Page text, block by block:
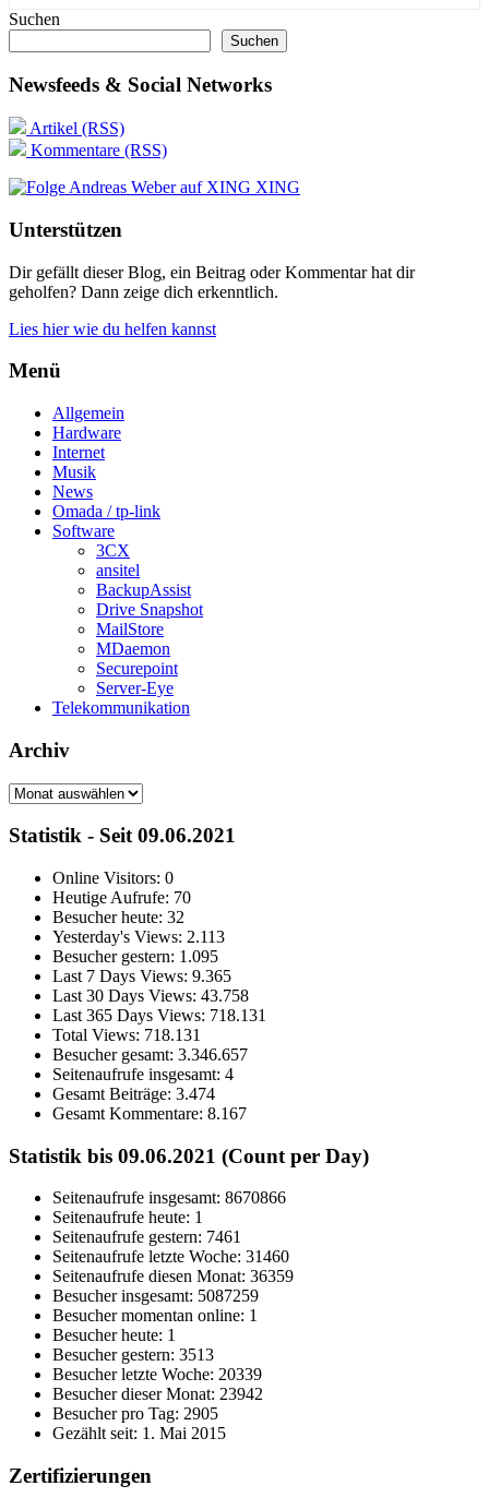
Suchen
Suchen
Newsfeeds & Social Networks
Artikel (RSS)
Kommentare (RSS)
XING
Unterstützen
Dir gefällt dieser Blog, ein Beitrag oder Kommentar hat dir
geholfen? Dann zeige dich erkenntlich.
Lies hier wie du helfen kannst
Menü
Allgemein
Hardware
Internet
Musik
News
Omada / tp-link
Software
3CX
ansitel
BackupAssist
Drive Snapshot
MailStore
MDaemon
Securepoint
Server-Eye
Telekommunikation
Archiv
Archiv
Statistik - Seit 09.06.2021
Online Visitors: 0
Heutige Aufrufe: 70
Besucher heute: 32
Yesterday's Views: 2.113
Besucher gestern: 1.095
Last 7 Days Views: 9.365
Last 30 Days Views: 43.758
Last 365 Days Views: 718.131
Total Views: 718.131
Besucher gesamt: 3.346.657
Seitenaufrufe insgesamt: 4
Gesamt Beiträge: 3.474
Gesamt Kommentare: 8.167
Statistik bis 09.06.2021 (Count per Day)
Seitenaufrufe insgesamt: 8670866
Seitenaufrufe heute: 1
Seitenaufrufe gestern: 7461
Seitenaufrufe letzte Woche: 31460
Seitenaufrufe diesen Monat: 36359
Besucher insgesamt: 5087259
Besucher momentan online: 1
Besucher heute: 1
Besucher gestern: 3513
Besucher letzte Woche: 20339
Besucher dieser Monat: 23942
Besucher pro Tag: 2905
Gezählt seit: 1. Mai 2015
Zertifizierungen